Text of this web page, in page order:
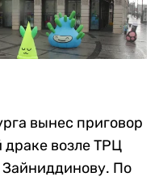
вынес приговор
драке возле ТРЦ
По